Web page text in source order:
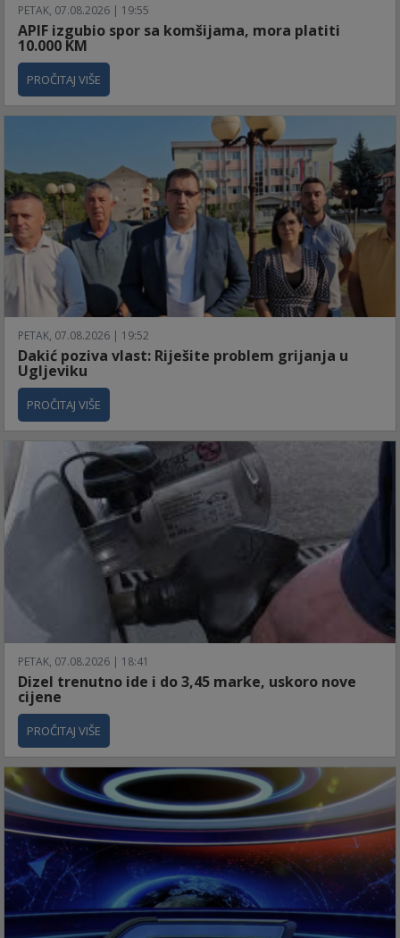
PETAK, 07.08.2026 | 19:55
APIF izgubio spor sa komšijama, mora platiti
10.000 KM
PROČITAJ VIŠE
PETAK, 07.08.2026 | 19:52
Dakić poziva vlast: Riješite problem grijanja u
Ugljeviku
PROČITAJ VIŠE
PETAK, 07.08.2026 | 18:41
Dizel trenutno ide i do 3,45 marke, uskoro nove
cijene
PROČITAJ VIŠE